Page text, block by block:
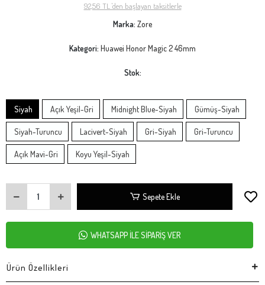
92,56 TL 'den başlayan taksitlerle
Marka: Zore
Kategori: Huawei Honor Magic 2 46mm
Stok:
Siyah Açık Yeşil-Gri Midnight Blue-Siyah Gümüş-Siyah
Siyah-Turuncu Lacivert-Siyah Gri-Siyah Gri-Turuncu
Açık Mavi-Gri Koyu Yeşil-Siyah
Sepete Ekle
WHATSAPP İLE SİPARİŞ VER
Ürün Özellikleri